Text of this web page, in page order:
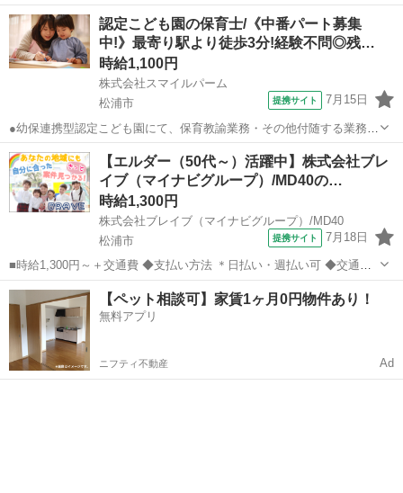
す。 火曜と木曜に担当生徒が来るため、 1コマ90分、1日2コマの指導
をお願いします。 生徒の学習の進捗を把握しながら 学習計画に沿って
進めていただきます...
長崎 松浦市 松浦駅 塾講師
認定こども園の保育士/《中番パート募集
中!》最寄り駅より徒歩3分!経験不問◎残…
時給1,100円
株式会社スマイルパーム
松浦市
提携サイト 7月15日
●幼保連携型認定こども園にて、保育教諭業務・その他付随する業務に
従事していただきます◎未経験の方もご応募OK！●お子様の学校行事
等でのお休みも相談可能ですので、子育て中の方もご安心ください☆
彡●勤務日数は週2日～ご相談OK♪...
長崎 松浦市 保育士
【エルダー（50代～）活躍中】株式会社ブレ
イブ（マイナビグループ）/MD40の…
時給1,300円
株式会社ブレイブ（マイナビグループ）/MD40
松浦市
提携サイト 7月18日
■時給1,300円～＋交通費 ◆支払い方法 ＊日払い・週払い可 ◆交通
費：別途全額支給 ※当社規定あり ■長崎県松浦市 【最寄駅】 ◆松浦
鉄道「今福駅」 ◆松浦鉄道「鷹島口駅」 ◆松浦鉄道「調川駅」 ★そ
の他...
長崎 松浦市 保育士
【ペット相談可】家賃1ヶ月0円物件あり！
無料アプリ
ニフティ不動産 Ad